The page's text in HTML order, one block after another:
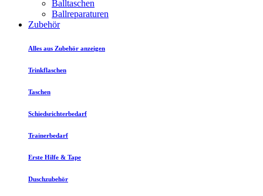
Balltaschen
Ballreparaturen
Zubehör
Alles aus Zubehör anzeigen
Trinkflaschen
Taschen
Schiedsrichterbedarf
Trainerbedarf
Erste Hilfe & Tape
Duschzubehör